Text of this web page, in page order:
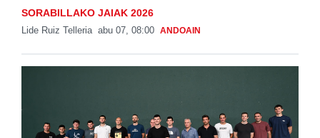
SORABILLAKO JAIAK 2026
Lide Ruiz Telleria abu 07, 08:00 ANDOAIN